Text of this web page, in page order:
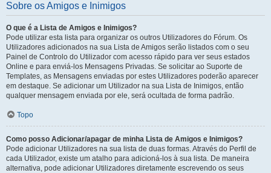
Sobre os Amigos e Inimigos
O que é a Lista de Amigos e Inimigos?
Pode utilizar esta lista para organizar os outros Utilizadores do Fórum. Os
Utilizadores adicionados na sua Lista de Amigos serão listados com o seu
Painel de Controlo do Utilizador com acesso rápido para ver seus estados
Online e para enviá-los Mensagens Privadas. Se solicitar ao Suporte de
Templates, as Mensagens enviadas por estes Utilizadores poderão aparecer
em destaque. Se adicionar um Utilizador na sua Lista de Inimigos, então
qualquer mensagem enviada por ele, será ocultada de forma padrão.
Topo
Como posso Adicionar/apagar de minha Lista de Amigos e Inimigos?
Pode adicionar Utilizadores na sua lista de duas formas. Através do Perfil de
cada Utilizador, existe um atalho para adicioná-los à sua lista. De maneira
alternativa, pode adicionar Utilizadores diretamente escrevendo os seus